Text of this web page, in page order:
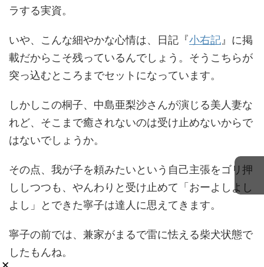
ラする実資。
いや、こんな細やかな心情は、日記『小右記』に掲
載だからこそ残っているんでしょう。そうこちらが
突っ込むところまでセットになっています。
しかしこの桐子、中島亜梨沙さんが演じる美人妻な
れど、そこまで癒されないのは受け止めないからで
はないでしょうか。
その点、我が子を頼みたいという自己主張をゴリ押
ししつつも、やんわりと受け止めて「おーよしよし
よし」とできた寧子は達人に思えてきます。
寧子の前では、兼家がまるで雷に怯える柴犬状態で
したもんね。